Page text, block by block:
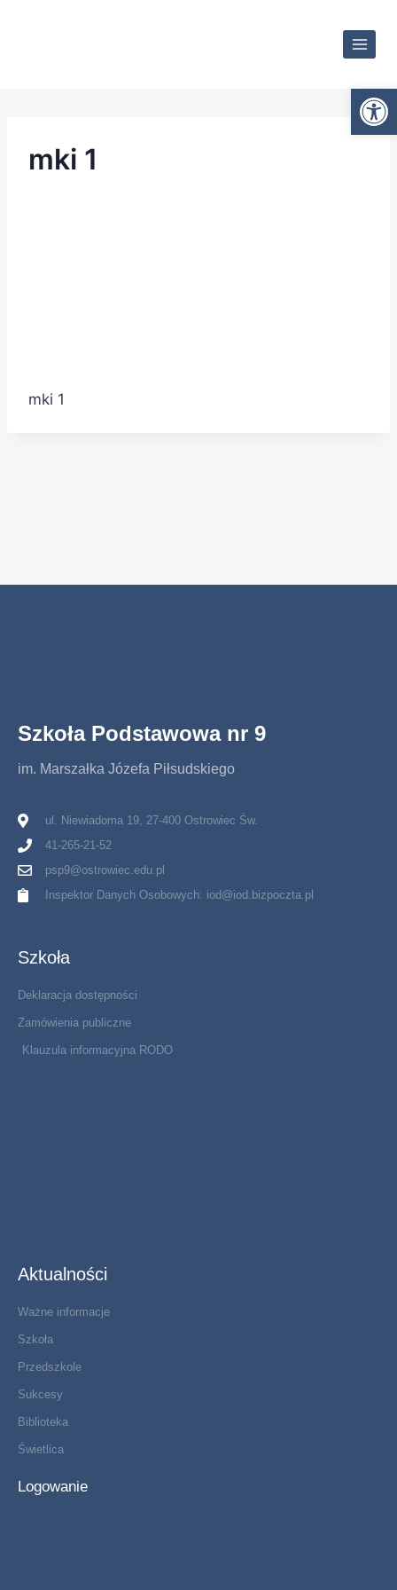
mki 1
mki 1
Szkoła Podstawowa nr 9
im. Marszałka Józefa Piłsudskiego
ul. Niewiadoma 19, 27-400 Ostrowiec Św.
41-265-21-52
psp9@ostrowiec.edu.pl
Inspektor Danych Osobowych: iod@iod.bizpoczta.pl
Szkoła
Deklaracja dostępności
Zamówienia publiczne
Klauzula informacyjna RODO
Aktualności
Ważne informacje
Szkoła
Przedszkole
Sukcesy
Biblioteka
Świetlica
Logowanie